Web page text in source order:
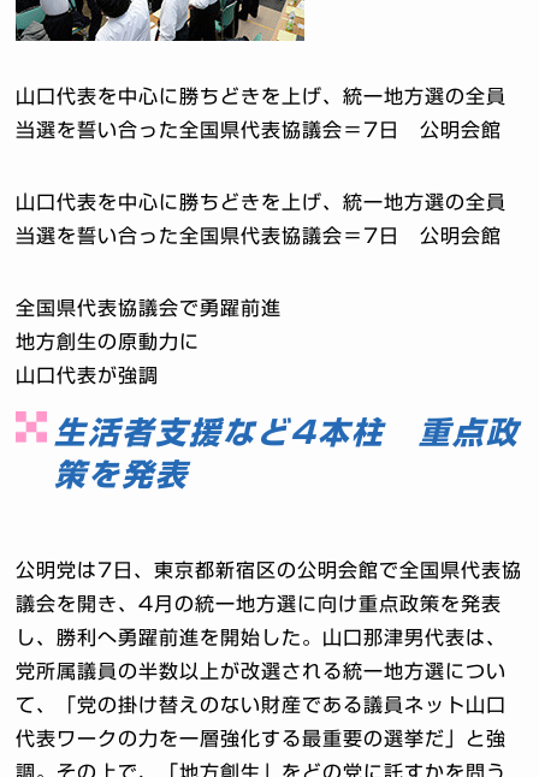
山口代表を中心に勝ちどきを上げ、統一地方選の全員
当選を誓い合った全国県代表協議会＝7日 公明会館
山口代表を中心に勝ちどきを上げ、統一地方選の全員
当選を誓い合った全国県代表協議会＝7日 公明会館
全国県代表協議会で勇躍前進
地方創生の原動力に
山口代表が強調
生活者支援など4本柱 重点政
策を発表
公明党は7日、東京都新宿区の公明会館で全国県代表協
議会を開き、4月の統一地方選に向け重点政策を発表
し、勝利へ勇躍前進を開始した。山口那津男代表は、
党所属議員の半数以上が改選される統一地方選につい
て、「党の掛け替えのない財産である議員ネット山口
代表ワークの力を一層強化する最重要の選挙だ」と強
調。その上で、「地方創生」をどの党に託すかを問う